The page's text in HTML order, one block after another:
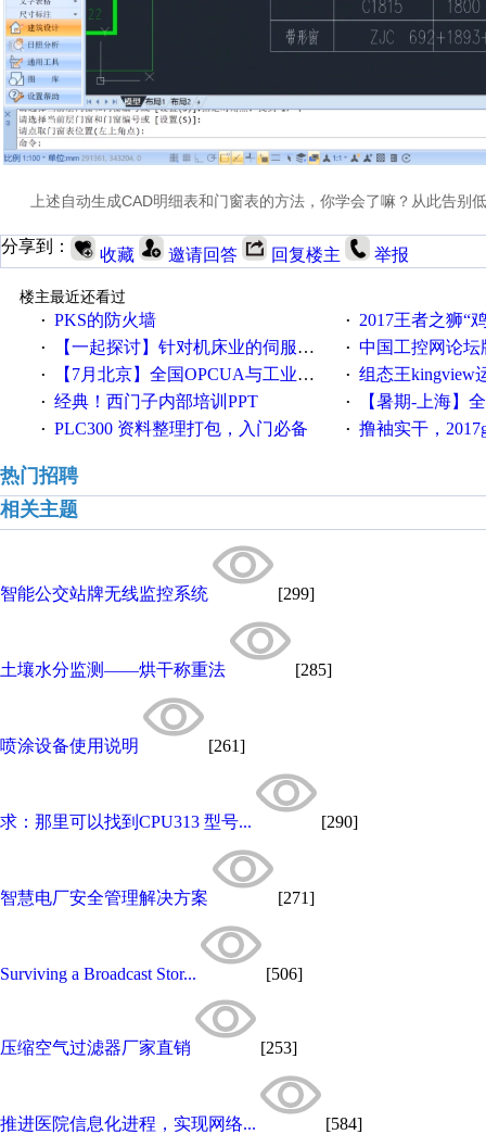
上述自动生成CAD明细表和门窗表的方法，你学会了嘛？从此告别
分享到： 收藏 邀请回答 回复楼主 举报
楼主最近还看过
· PKS的防火墙 · 2017王者之狮“鸡”情签到
· 【一起探讨】针对机床业的伺服系统发展，您的期望是什么？ · 中国工控网论坛版
· 【7月北京】全国OPCUA与工业互联技术培训班通知！ · 组态王kingview
· 经典！西门子内部培训PPT · 【暑期-上海】全国工业
· PLC300 资料整理打包，入门必备 · 撸袖实干，2017gongkong®第
热门招聘
相关主题
智能公交站牌无线监控系统 [299]
土壤水分监测——烘干称重法 [285]
喷涂设备使用说明 [261]
求：那里可以找到CPU313 型号... [290]
智慧电厂安全管理解决方案 [271]
Surviving a Broadcast Stor... [506]
压缩空气过滤器厂家直销 [253]
推进医院信息化进程，实现网络... [584]